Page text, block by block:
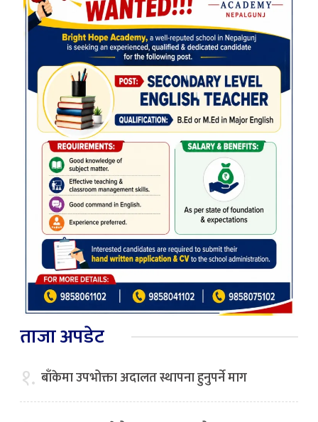
ताजा अपडेट
१. बाँकेमा उपभोक्ता अदालत स्थापना हुनुपर्ने माग